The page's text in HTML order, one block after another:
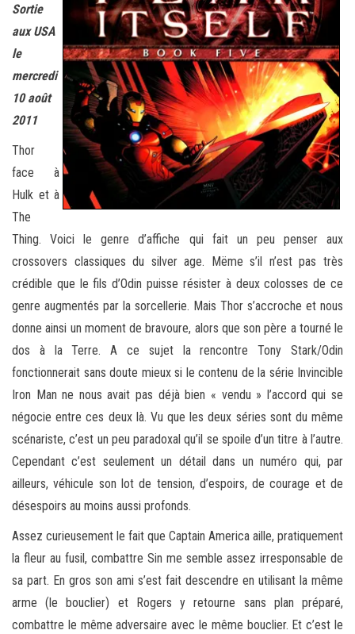
Sortie
aux USA
le
mercredi
10 août
2011
Thor
face à
Hulk et à
The
Thing. Voici le genre d’affiche qui fait un peu penser aux
crossovers classiques du silver age. Mëme s’il n’est pas très
crédible que le fils d’Odin puisse résister à deux colosses de ce
genre augmentés par la sorcellerie. Mais Thor s’accroche et nous
donne ainsi un moment de bravoure, alors que son père a tourné le
dos à la Terre. A ce sujet la rencontre Tony Stark/Odin
fonctionnerait sans doute mieux si le contenu de la série Invincible
Iron Man ne nous avait pas déjà bien « vendu » l’accord qui se
négocie entre ces deux là. Vu que les deux séries sont du même
scénariste, c’est un peu paradoxal qu’il se spoile d’un titre à l’autre.
Cependant c’est seulement un détail dans un numéro qui, par
ailleurs, véhicule son lot de tension, d’espoirs, de courage et de
désespoirs au moins aussi profonds.
Assez curieusement le fait que Captain America aille, pratiquement
la fleur au fusil, combattre Sin me semble assez irresponsable de
sa part. En gros son ami s’est fait descendre en utilisant la même
arme (le bouclier) et Rogers y retourne sans plan préparé,
combattre le même adversaire avec le même bouclier. Et c’est le